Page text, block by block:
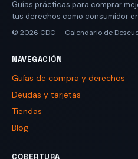
Guías prácticas para comprar
tus derechos como consumidor
© 2026 CDC — Calendario de
NAVEGACIÓN
Guías de compra y derechos
Deudas y tarjetas
Tiendas
Blog
COBERTURA